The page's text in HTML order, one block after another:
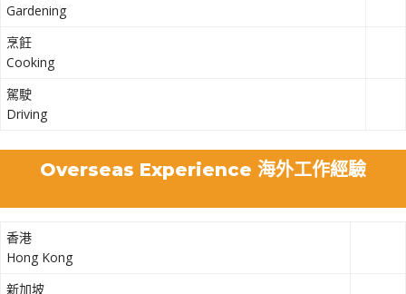
Gardening
烹飪
Cooking
駕駛
Driving
Overseas Experience 海外工作經驗
香港
Hong Kong
新加坡